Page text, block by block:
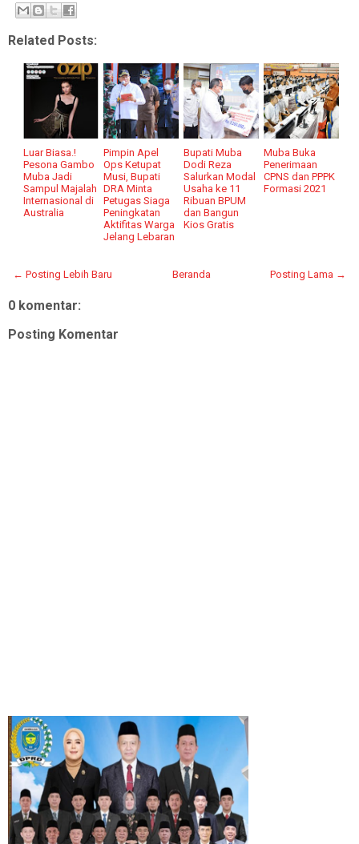
Related Posts:
Luar Biasa.!
Pesona Gambo
Muba Jadi
Sampul Majalah
Internasional di
Australia
Pimpin Apel
Ops Ketupat
Musi, Bupati
DRA Minta
Petugas Siaga
Peningkatan
Aktifitas Warga
Jelang Lebaran
Bupati Muba
Dodi Reza
Salurkan Modal
Usaha ke 11
Ribuan BPUM
dan Bangun
Kios Gratis
Muba Buka
Penerimaan
CPNS dan PPPK
Formasi 2021
← Posting Lebih Baru Posting Lama →
Beranda
0 komentar:
Posting Komentar